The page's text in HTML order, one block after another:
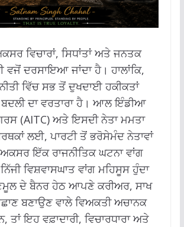
ਵਿਚਾਰਾਂ, ਸਿਧਾਂਤਾਂ ਅਤੇ ਜਨਤਕ
ਵਜੋਂ ਦਰਸਾਇਆ ਜਾਂਦਾ ਹੈ। ਹਾਲਾਂਕਿ,
ਵਿੱਚ ਸਭ ਤੋਂ ਦੁਖਦਾਈ ਹਕੀਕਤਾਂ
ਦਾ ਵਰਤਾਰਾ ਹੈ। ਆਲ ਇੰਡੀਆ
(AITC) ਅਤੇ ਇਸਦੀ ਨੇਤਾ ਮਮਤਾ
ਲਈ, ਪਾਰਟੀ ਤੋਂ ਭਰੋਸੇਮੰਦ ਨੇਤਾਵਾਂ
ਅਕਸਰ ਇੱਕ ਰਾਜਨੀਤਿਕ ਘਟਨਾ ਵਾਂਗ
ਵਿਸ਼ਵਾਸਘਾਤ ਵਾਂਗ ਮਹਿਸੂਸ ਹੁੰਦਾ
ਦੇ ਬੈਨਰ ਹੇਠ ਆਪਣੇ ਕਰੀਅਰ, ਸਾਖ
ਬਣਾਉਣ ਵਾਲੇ ਵਿਅਕਤੀ ਅਚਾਨਕ
ਇਹ ਵਫ਼ਾਦਾਰੀ, ਵਿਚਾਰਧਾਰਾ ਅਤੇ